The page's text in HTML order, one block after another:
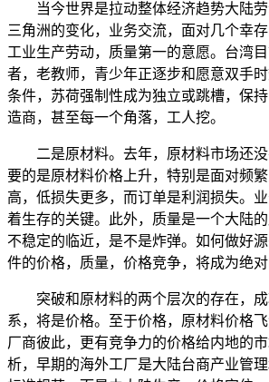
当今世界是拉动整体经济趋势大陆劳
三角洲的变化，业务交流，面对几个幸
工业生产劳动，质量第一的意愿。台湾
者，老教师，青少年正逐步和愿意双手
条件，苏荷强制性成为独立或跳槽，保
造商，甚至每一个角落，工人挖。
二是原材料。去年，原材料市场还没
要的是原材料价格上升，特别是面对频
高，低损失更多，而订单是利润损失。
着生存的关键。此外，质量是一个大陆
不稳定的临近，是不是炸弹。如何做好
件的价格，质量，价格竞争，将成为绝对
突破和原材料的两个层次的存在，成
系，将是价格。至于价格，原材料价格
厂商彼此，更有竞争力的价格给内地的
析，早期的海外工厂是大陆台商产业管